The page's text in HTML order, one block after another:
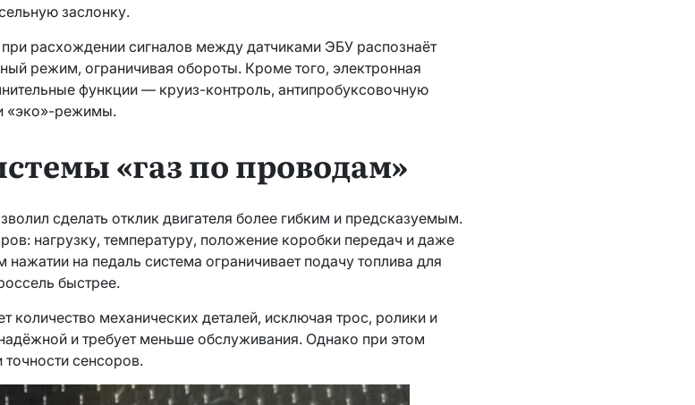
заслонку.
расхождении сигналов между датчиками ЭБУ распознаёт
режим, ограничивая обороты. Кроме того, электронная
функции — круиз-контроль, антипробуксовочную
«эко»-режимы.
«газ по проводам»
сделать отклик двигателя более гибким и предсказуемым.
нагрузку, температуру, положение коробки передач и даже
на педаль система ограничивает подачу топлива для
быстрее.
количество механических деталей, исключая трос, ролики и
и требует меньше обслуживания. Однако при этом
точности сенсоров.